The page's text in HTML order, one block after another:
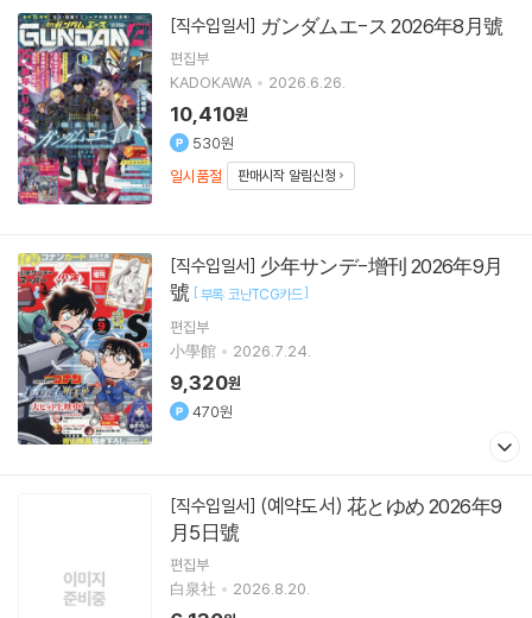
[직수입일서] ガンダムエ-ス 2026年8月號
편집부
KADOKAWA
2026.6.26.
10,410원
530원
일시품절
판매시작 알림신청
[직수입일서]
號 [부록: 코난TCG카드]
편집부
小學館
2026.7.24.
9,320원
470원
[직수입일서]
月5日號
편집부
白泉社
2026.8.20.